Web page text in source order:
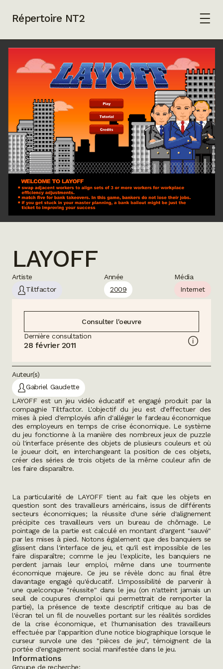
Répertoire NT2
LAYOFF
Artiste
Tiltfactor
Année
2009
Média
Internet
Consulter l'oeuvre
Dernière consultation
28 février 2011
Auteur(s)
Gabriel Gaudette
LAYOFFest un jeu vidéo éducatif et engagé produit par la
compagnie Tiltfactor. L'objectif du jeu est d'effectuer des
mises à pied d'employés afin d'alléger le fardeau économique
des employeurs en temps de crise économique. Le système
du jeu fonctionne à la manière des nombreux jeux de puzzle
où l'interface présente des objets de plusieurs couleurs et où
le joueur doit, en interchangeant la position de ces objets,
créer des séries de trois objets de la même couleur afin de
les faire disparaître.
La particularité de LAYOFFtient au fait que les objets en
question sont des travailleurs américains, issus de différents
secteurs économiques; la réussite d'une série d'alignement
précipite ces travailleurs vers un bureau de chômage. Le
pointage de la partie est calculé en montant d'argent "sauvé"
par les mises à pied. Notons également que des banquiers se
glissent dans l'interface de jeu, et qu'il est impossible de les
faire disparaître; comme le jeu l'explicite, les banquiers ne
perdent jamais leur emploi, même dans une tourmente
économique majeure. Ce jeu se révèle donc au final être
davantage engagé qu'éducatif. L'impossibilité de parvenir à
une quelconque "réussite" dans le jeu (on n'atteint jamais un
seuil de coupures d'emploi qui permettrait de remporter la
partie), la présence de texte descriptif critique au bas de
l'écran tel un fil de nouvelles portant sur les réalités sordides
de la crise économique, et l'humanisation des travailleurs
effectuée par l'apparition d'une notice biographique lorsque le
curseur survole une des "pièces de jeu", témoignent de la
portée d'engagement social manifestée dans le jeu.
Informations
Groupe de recherche: